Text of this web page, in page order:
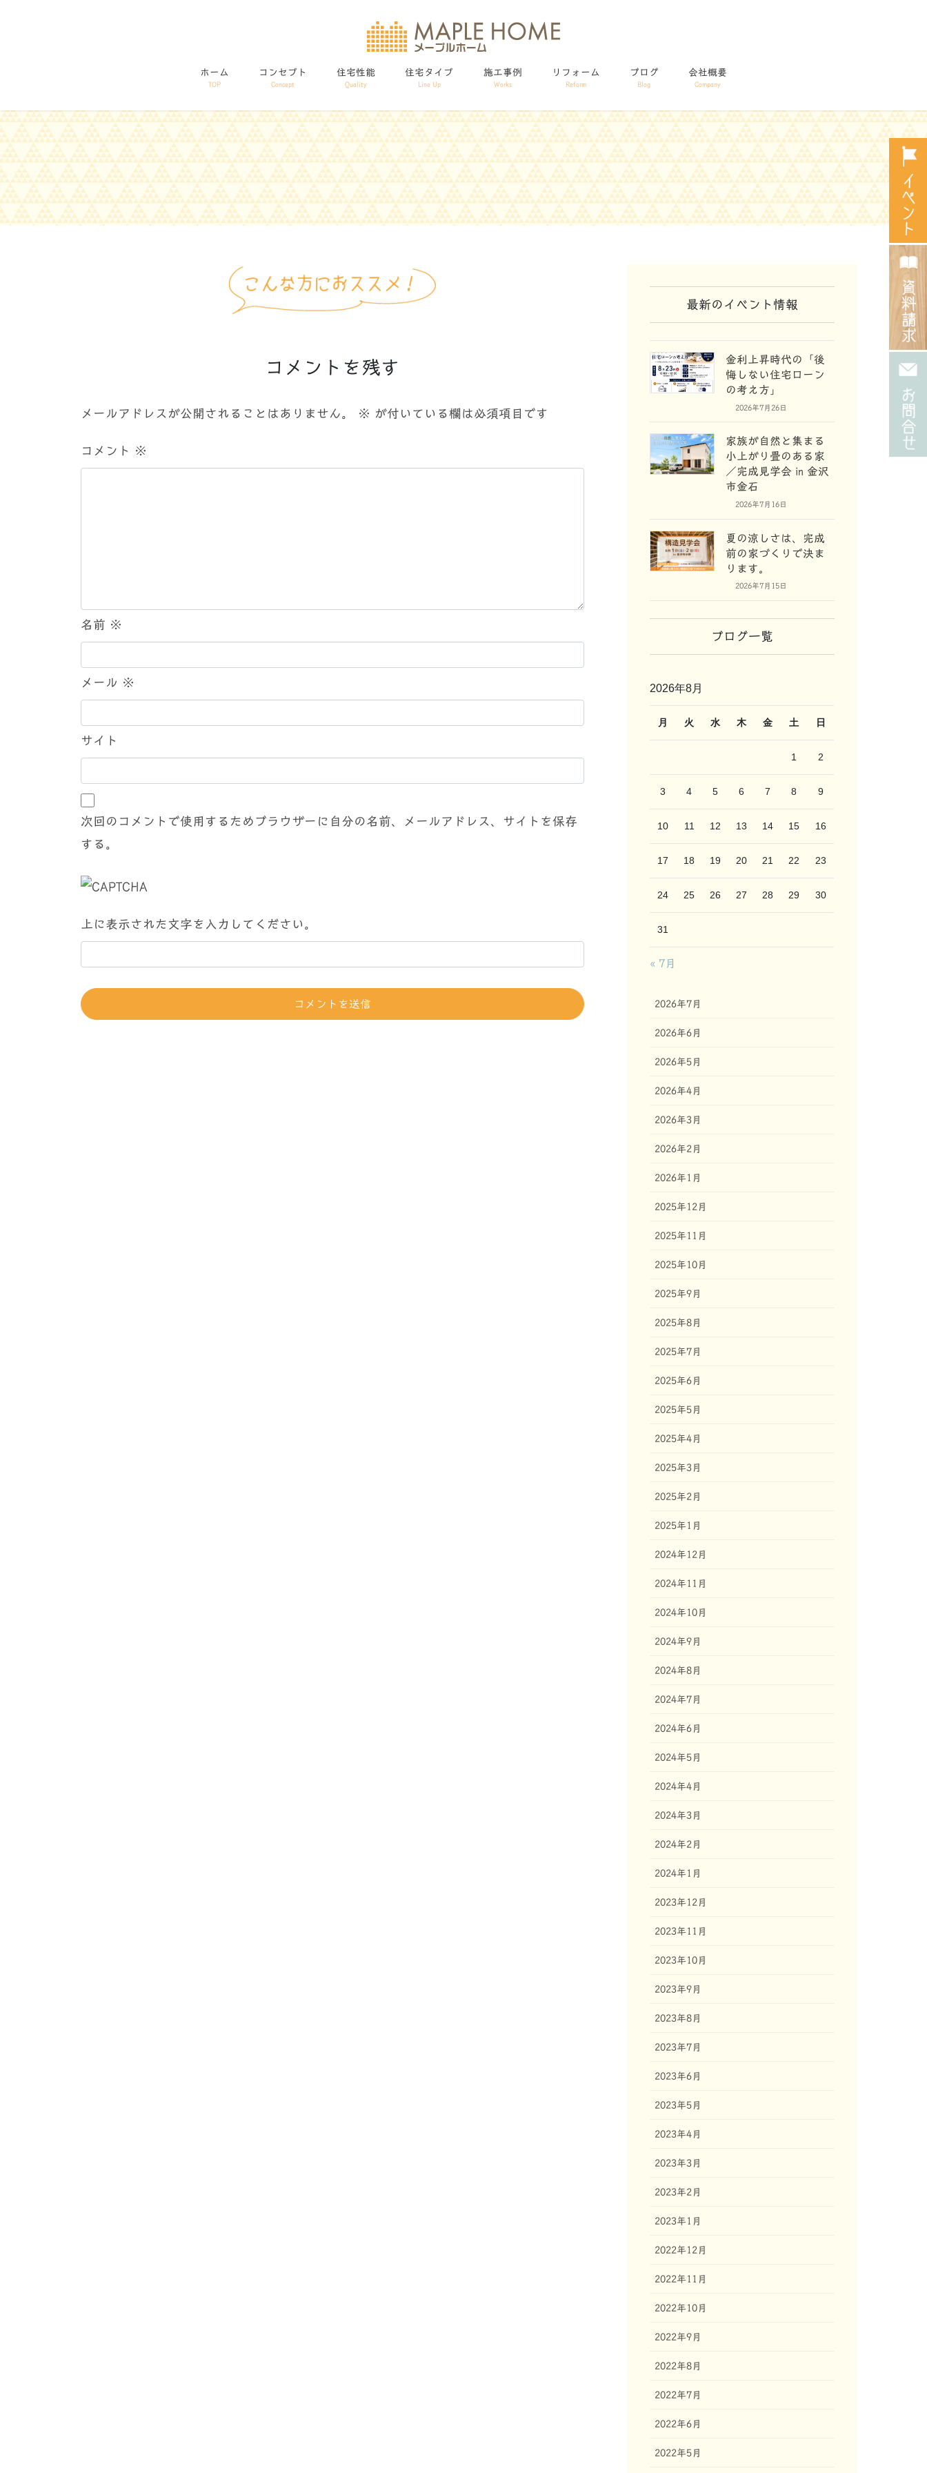
動
に
移
動
ホーム
TOP
コンセプト
Concept
住宅性能
Quality
住宅タイプ
Line Up
施工事例
Works
リフォーム
Reform
ブログ
Blog
会社概要
Company
コメントを残す
メールアドレスが公開されることはありません。 ※ が付いている欄は必須項目です
コメント ※
名前 ※
メール ※
サイト
次回のコメントで使用するためブラウザーに自分の名前、メールアドレス、サイトを保存
する。
上に表示された文字を入力してください。
最新のイベント情報
金利上昇時代の「後
悔しない住宅ローン
の考え方」
2026年7月26日
家族が自然と集まる
小上がり畳のある家
／完成見学会 in 金沢
市金石
2026年7月16日
夏の涼しさは、完成
前の家づくりで決ま
ります。
2026年7月15日
ブログ一覧
2026年8月
月 火 水 木 金 土 日
1 2
3 4 5 6 7 8 9
10 11 12 13 14 15 16
17 18 19 20 21 22 23
24 25 26 27 28 29 30
31
« 7月
2026年7月
2026年6月
2026年5月
2026年4月
2026年3月
2026年2月
2026年1月
2025年12月
2025年11月
2025年10月
2025年9月
2025年8月
2025年7月
2025年6月
2025年5月
2025年4月
2025年3月
2025年2月
2025年1月
2024年12月
2024年11月
2024年10月
2024年9月
2024年8月
2024年7月
2024年6月
2024年5月
2024年4月
2024年3月
2024年2月
2024年1月
2023年12月
2023年11月
2023年10月
2023年9月
2023年8月
2023年7月
2023年6月
2023年5月
2023年4月
2023年3月
2023年2月
2023年1月
2022年12月
2022年11月
2022年10月
2022年9月
2022年8月
2022年7月
2022年6月
2022年5月